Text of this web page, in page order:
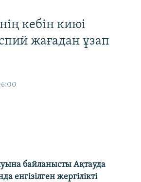
кебін киюі
жағадан ұзап
байланысты Ақтауда
енгізілген жергілікті